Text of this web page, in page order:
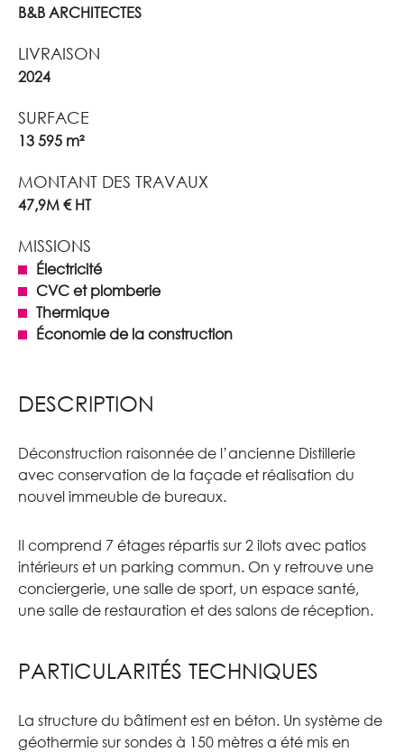
B&B ARCHITECTES
LIVRAISON
2024
SURFACE
13 595 m²
MONTANT DES TRAVAUX
47,9M € HT
MISSIONS
Électricité
CVC et plomberie
Thermique
Économie de la construction
DESCRIPTION
Déconstruction raisonnée de l’ancienne Distillerie
avec conservation de la façade et réalisation du
nouvel immeuble de bureaux.
Il comprend 7 étages répartis sur 2 ilots avec patios
intérieurs et un parking commun. On y retrouve une
conciergerie, une salle de sport, un espace santé,
une salle de restauration et des salons de réception.
PARTICULARITÉS TECHNIQUES
La structure du bâtiment est en béton. Un système de
géothermie sur sondes à 150 mètres a été mis en